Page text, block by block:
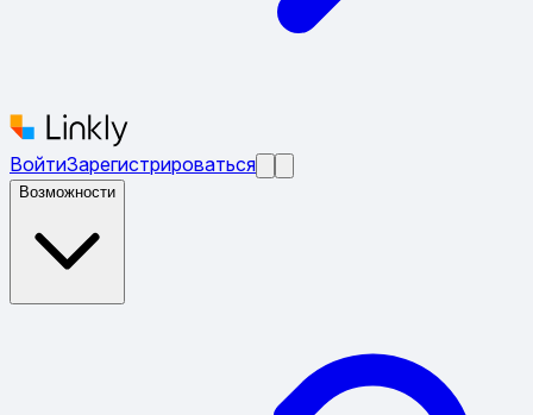
ВойтиЗарегистрироваться
Возможности